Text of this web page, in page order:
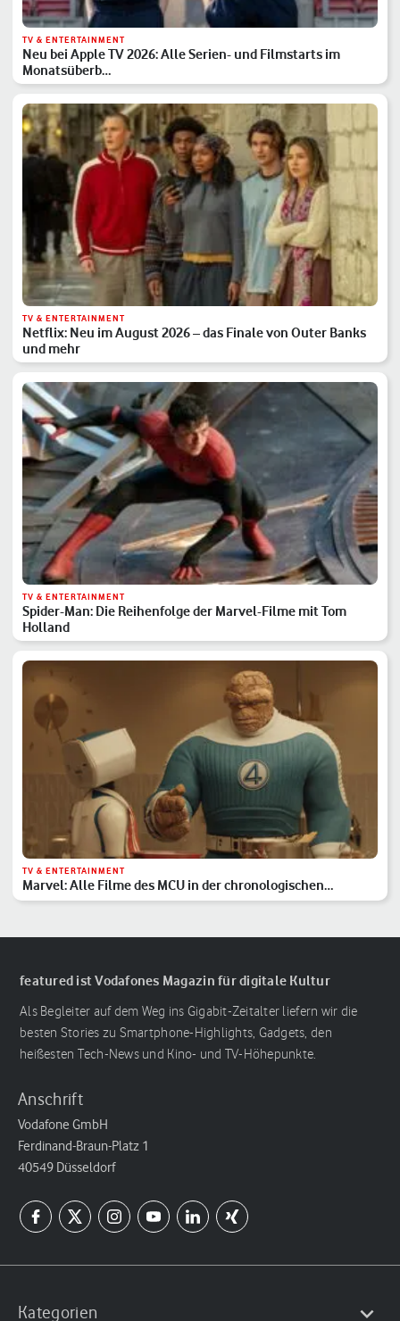
TV & ENTERTAINMENT
Neu bei Apple TV 2026: Alle Serien- und Filmstarts im
Monatsüberb…
TV & ENTERTAINMENT
Netflix: Neu im August 2026 – das Finale von Outer Banks
und mehr
TV & ENTERTAINMENT
Spider-Man: Die Reihenfolge der Marvel-Filme mit Tom
Holland
TV & ENTERTAINMENT
Marvel: Alle Filme des MCU in der chronologischen
Reihenfolge
featured ist Vodafones Magazin für digitale Kultur
Als Begleiter auf dem Weg ins Gigabit-Zeitalter liefern wir die
besten Stories zu Smartphone-Highlights, Gadgets, den
heißesten Tech-News und Kino- und TV-Höhepunkte.
Anschrift
Vodafone GmbH
Ferdinand-Braun-Platz 1
40549 Düsseldorf
Kategorien